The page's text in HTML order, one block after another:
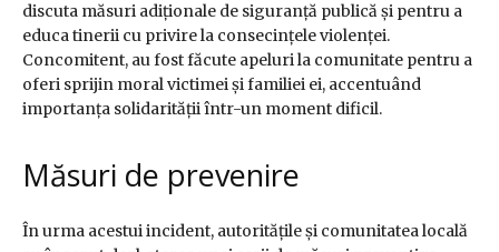
discuta măsuri adiționale de siguranță publică și pentru a
educa tinerii cu privire la consecințele violenței.
Concomitent, au fost făcute apeluri la comunitate pentru a
oferi sprijin moral victimei și familiei ei, accentuând
importanța solidarității într-un moment dificil.
Măsuri de prevenire
În urma acestui incident, autoritățile și comunitatea locală